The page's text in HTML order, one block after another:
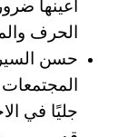
أعينها
الحرف
حسن
جليًا في